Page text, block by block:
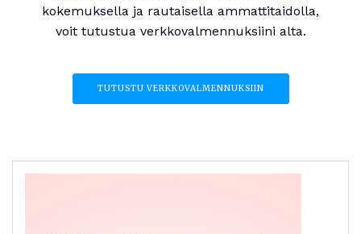
kokemuksella ja rautaisella ammattitaidolla,
voit tutustua verkkovalmennuksiini alta.
TUTUSTU VERKKOVALMENNUKSIIN